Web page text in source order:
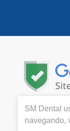
Copyright ©
De Janeiro
SM Dental
navegando,